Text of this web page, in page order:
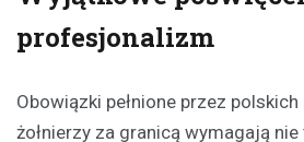
profesjonalizm
Obowiązki pełnione przez
żołnierzy za granicą wymagają